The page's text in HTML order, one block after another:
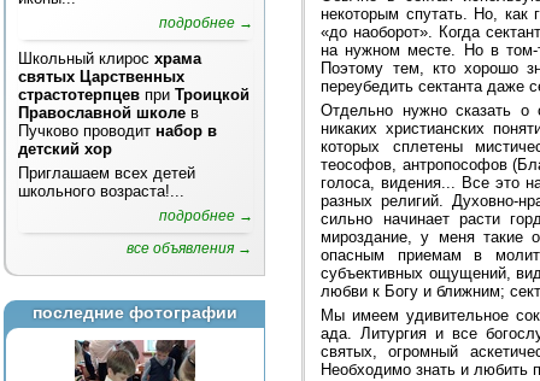
подробнее →
Школьный клирос храма
святых Царственных
страстотерпцев при Троицкой
Православной школе в
Пучково проводит набор в
детский хор
Приглашаем всех детей
школьного возраста!...
подробнее →
все объявления →
последние фотографии
некоторым спутать. Но, как
«до наоборот». Когда
на нужном месте. Но в том-
Поэтому тем, кто хорошо
переубедить сектанта даже
Отдельно нужно сказать о
никаких христианских
которых сплетены
теософов, антропософов
голоса, видения... Все это
разных религий. Духовно-
сильно начинает расти
мироздание, у меня такие
опасным приемам в
субъективных ощущений,
любви к Богу и ближним;
Мы имеем удивительное
ада. Литургия и все
святых, огромный
Необходимо знать и любить